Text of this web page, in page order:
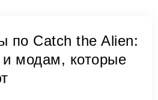
по Catch the Alien:
модам, которые